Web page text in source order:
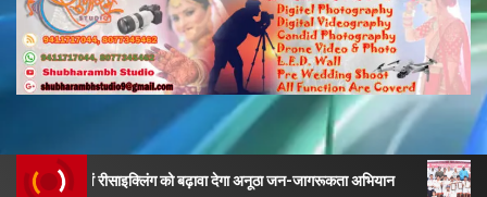
एवं रीसाइक्लिंग को बढ़ावा देगा अनूठा जन-जागरूकता अभियान फिटनेस का